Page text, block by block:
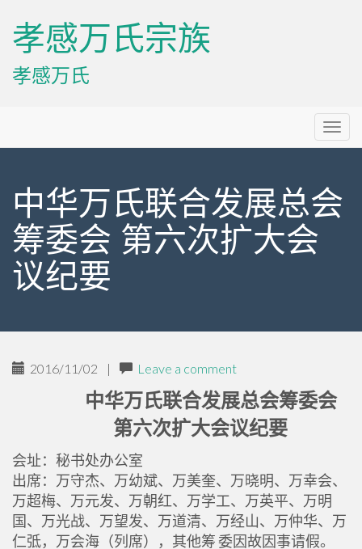
孝感万氏宗族
孝感万氏
Menu
中华万氏联合发展总会
筹委会 第六次扩大会
议纪要
2016/11/02 | Leave a comment
中华万氏联合发展总会筹委会
第六次扩大会议纪要
会址：秘书处办公室
出席：万守杰、万幼斌、万美奎、万晓明、万幸会、
万超梅、万元发、万朝红、万学工、万英平、万明
国、万光战、万望发、万道清、万经山、万仲华、万
仁弤，万会海（列席），其他筹 委因故因事请假。